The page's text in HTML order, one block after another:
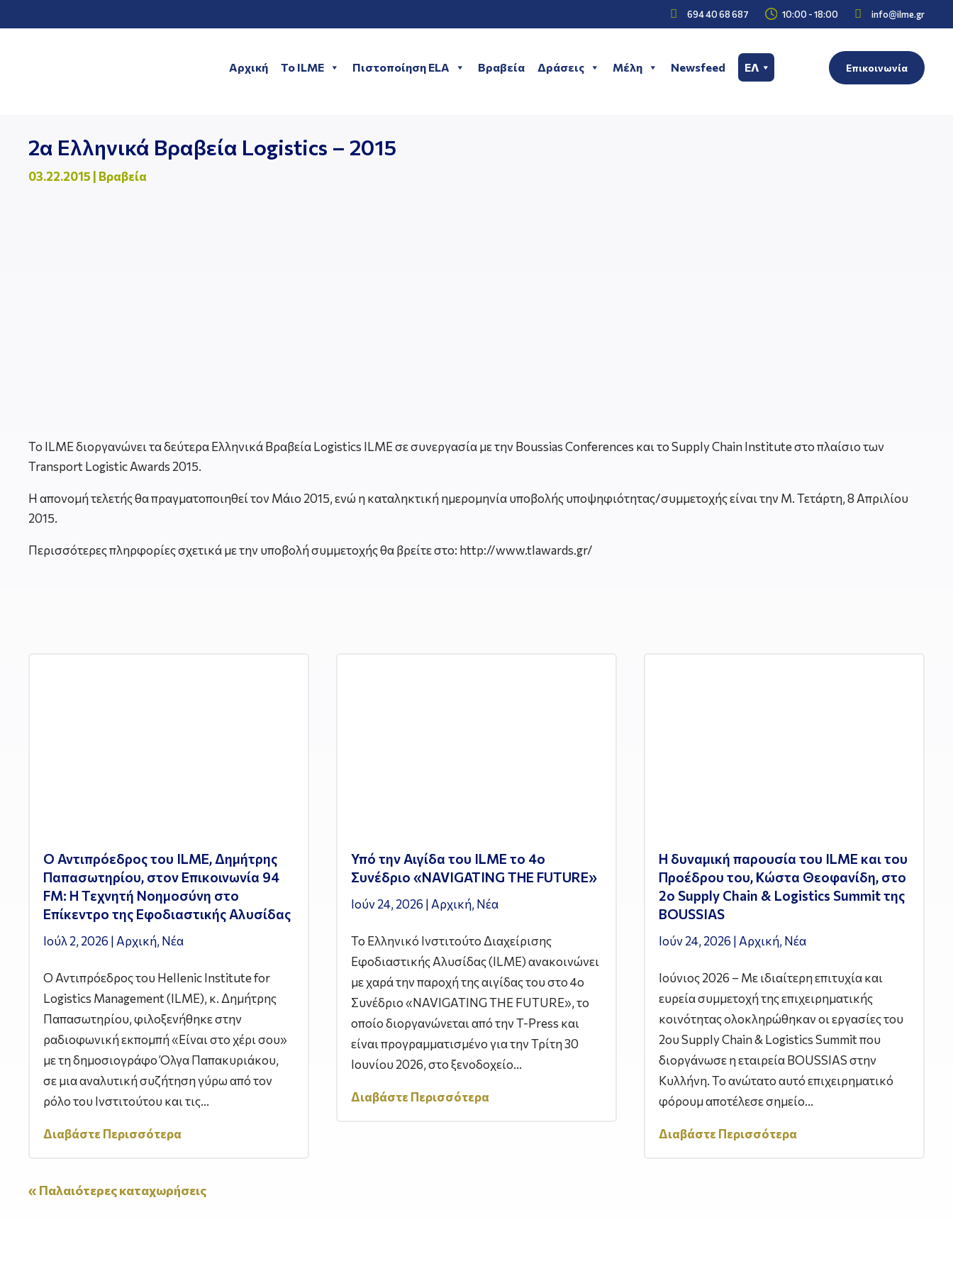
 694 40 68 687  10:00 - 18:00  info@ilme.gr
Αρχική To ILME Πιστοποίηση ELA Βραβεία Δράσεις Μέλη Newsfeed ΕΛ Επικοινωνία
2α Ελληνικά Βραβεία Logistics – 2015
03.22.2015 Βραβεία
To ILME διοργανώνει τα δεύτερα Ελληνικά Βραβεία Logistics ILME σε συνεργασία με την Boussias Conferences και το Supply Chain Institute στο πλαίσιο των
Transport Logistic Awards 2015.
Η απονομή τελετής θα πραγματοποιηθεί τον Μάιο 2015, ενώ η καταληκτική ημερομηνία υποβολής υποψηφιότητας/συμμετοχής είναι την Μ. Τετάρτη, 8 Απριλίου
2015.
Περισσότερες πληρφορίες σχετικά με την υποβολή συμμετοχής θα βρείτε στο: http://www.tlawards.gr/
Ο Αντιπρόεδρος του ILME, Δημήτρης
Παπασωτηρίου, στον Επικοινωνία 94
FM: Η Τεχνητή Νοημοσύνη στο
Επίκεντρο της Εφοδιαστικής Αλυσίδας
Ιούλ 2, 2026 | Αρχική, Νέα
Ο Αντιπρόεδρος του Hellenic Institute for
Logistics Management (ILME), κ. Δημήτρης
Παπασωτηρίου, φιλοξενήθηκε στην
ραδιοφωνική εκπομπή «Είναι στο χέρι σου»
με τη δημοσιογράφο Όλγα Παπακυριάκου,
σε μια αναλυτική συζήτηση γύρω από τον
ρόλο του Ινστιτούτου και τις...
Διαβάστε Περισσότερα
Υπό την Αιγίδα του ILME το 4ο
Συνέδριο «NAVIGATING THE FUTURE»
Ιούν 24, 2026 | Αρχική, Νέα
Το Ελληνικό Ινστιτούτο Διαχείρισης
Εφοδιαστικής Αλυσίδας (ILME) ανακοινώνει
με χαρά την παροχή της αιγίδας του στο 4ο
Συνέδριο «NAVIGATING THE FUTURE», το
οποίο διοργανώνεται από την T-Press και
είναι προγραμματισμένο για την Τρίτη 30
Ιουνίου 2026, στο ξενοδοχείο...
Διαβάστε Περισσότερα
Η δυναμική παρουσία του ILME και του
Προέδρου του, Κώστα Θεοφανίδη, στο
2ο Supply Chain & Logistics Summit της
BOUSSIAS
Ιούν 24, 2026 | Αρχική, Νέα
Ιούνιος 2026 – Με ιδιαίτερη επιτυχία και
ευρεία συμμετοχή της επιχειρηματικής
κοινότητας ολοκληρώθηκαν οι εργασίες του
2ου Supply Chain & Logistics Summit που
διοργάνωσε η εταιρεία BOUSSIAS στην
Κυλλήνη. Το ανώτατο αυτό επιχειρηματικό
φόρουμ αποτέλεσε σημείο...
Διαβάστε Περισσότερα
« Παλαιότερες καταχωρήσεις